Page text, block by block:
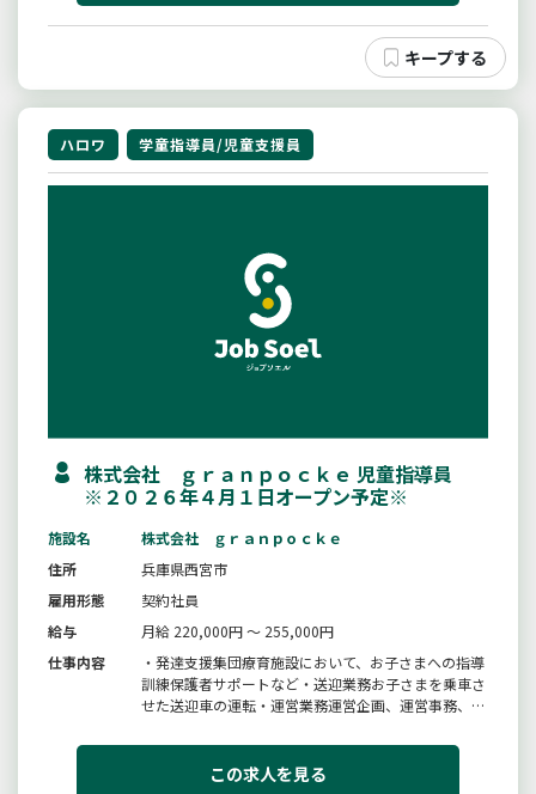
ハロワ 学童指導員/児童支援員
株式会社 ｇｒａｎｐｏｃｋｅ 児童指導員
※２０２６年４月１日オープン予定※
施設名
株式会社 ｇｒａｎｐｏｃｋｅ
住所
兵庫県西宮市
雇用形態
契約社員
給与
月給 220,000円 ～ 255,000円
仕事内容
・発達支援集団療育施設において、お子さまへの指導
訓練保護者サポートなど・送迎業務お子さまを乗車さ
せた送迎車の運転・運営業務運営企画、運営事務、ｓ
る業務全般【変更範囲：変更なし】Ｎ２５
この求人を見る